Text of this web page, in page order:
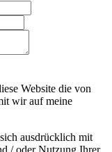
Website die von
wir auf meine
ausdrücklich mit
/ oder Nutzung Ihrer